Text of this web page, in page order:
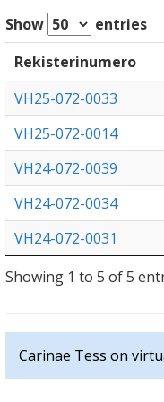
Show entries
Rekisterinumero
VH25-072-0033
VH25-072-0014
VH24-072-0039
VH24-072-0034
VH24-072-0031
Showing 1 to 5 of 5
Carinae Tess on